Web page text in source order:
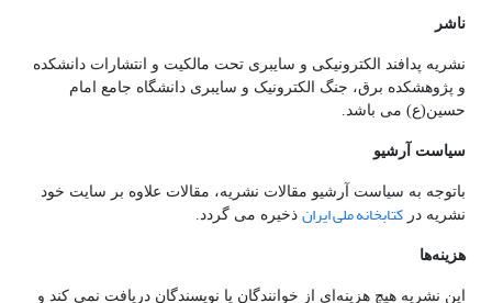
ناشر
نشریه پدافند الکترونیکی و سایبری تحت مالکیت و انتشارات دانشکده
و پژوهشکده برق، جنگ الکترونیک و سایبری دانشگاه جامع امام
حسین(ع) می باشد.
سیاست آرشیو
باتوجه به سیاست آرشیو مقالات نشریه، مقالات علاوه بر سایت خود
نشریه در کتابخانه ملی ایران ذخیره می گردد.
هزینه‌ها
این نشریه هیچ هزینه‌ای از خوانندگان یا نویسندگان دریافت نمی کند و